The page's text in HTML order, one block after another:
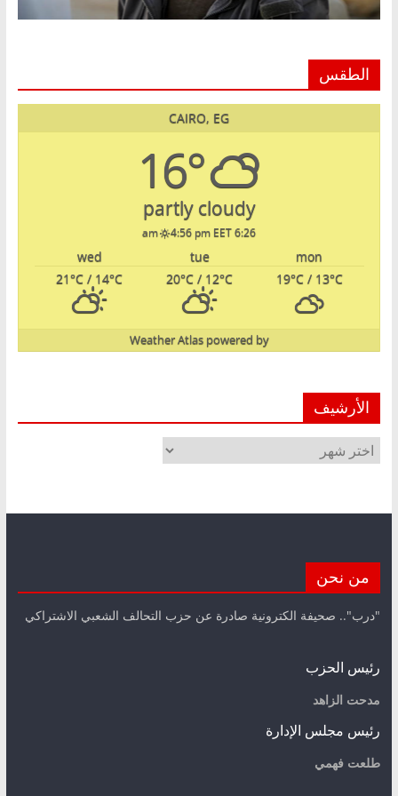
الطقس
CAIRO, EG
16°
partly cloudy
6:26 am
4:56 pm EET
mon
tue
wed
19°C/ 13°C
20°C / 12°C
21°C / 14°C
powered by
Weather Atlas
الأرشيف
الأرشيف
من نحن
"درب".. صحيفة الكترونية صادرة عن حزب التحالف الشعبي الاشتراكي
رئيس الحزب
مدحت الزاهد
رئيس مجلس الإدارة
طلعت فهمي